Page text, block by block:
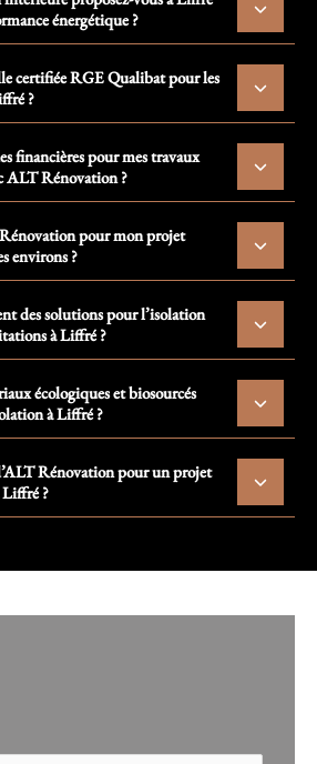
énergétique ?
certifiée RGE Qualibat pour les
?
financières pour mes travaux
ALT Rénovation ?
pour mon projet
environs ?
des solutions pour l’isolation
à Liffré ?
écologiques et biosourcés
à Liffré ?
Rénovation pour un projet
Liffré ?